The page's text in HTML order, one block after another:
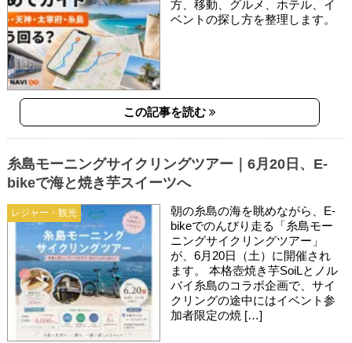
方、移動、グルメ、ホテル、イ
ベントの探し方を整理します。
この記事を読む
レジャー・観光
糸島モーニングサイクリングツアー｜6月20日、E-
bikeで海と焼き芋スイーツへ
朝の糸島の海を眺めながら、E-
bikeでのんびり走る「糸島モー
ニングサイクリングツアー」
が、6月20日（土）に開催され
ます。 本格壺焼き芋SoiLとノル
バイ糸島のコラボ企画で、サイ
クリングの途中にはイベント参
加者限定の焼 […]